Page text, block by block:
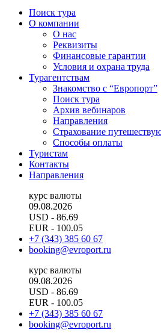
Поиск тура
О компании
О нас
Реквизиты
Финансовые гарантии
Условия и охрана труда
Турагентствам
Знакомство с “Европорт”
Поиск тура
Архив вебинаров
Направления
Страхование
Способы оплаты
Туристам
Контакты
Направления
курс валюты
09.08.2026
USD - 86.69
EUR - 100.05
+7 (343) 385 60 67
booking@evroport.ru
курс валюты
09.08.2026
USD - 86.69
EUR - 100.05
+7 (343) 385 60 67
booking@evroport.ru